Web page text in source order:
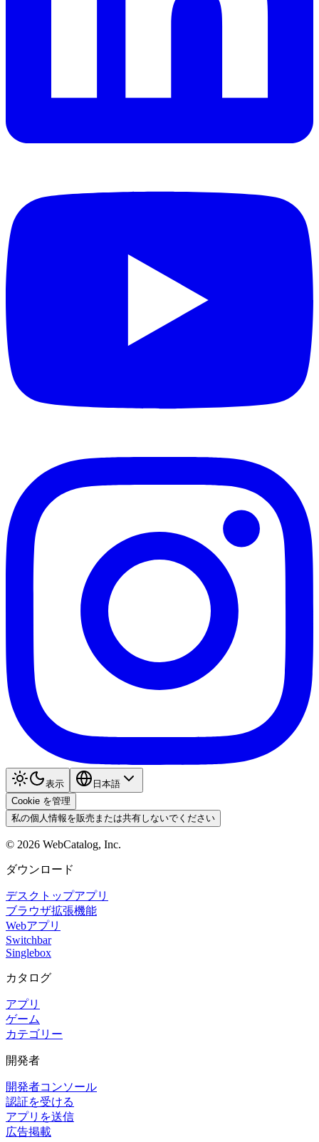
表示
日本語
Cookie を管理
私の個人情報を販売または共有しないでください
© 2026 WebCatalog, Inc.
ダウンロード
デスクトップアプリ
ブラウザ拡張機能
Webアプリ
Switchbar
Singlebox
カタログ
アプリ
ゲーム
カテゴリー
開発者
開発者コンソール
認証を受ける
アプリを送信
広告掲載